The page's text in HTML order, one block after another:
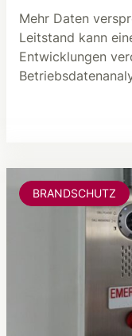
Mehr Daten
Leitstand kann
Entwicklungen
BRANDSCHUTZ